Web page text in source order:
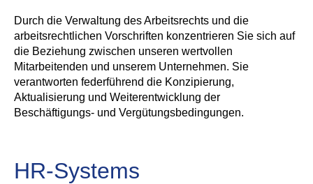
Durch die Verwaltung des Arbeitsrechts und die
arbeitsrechtlichen Vorschriften konzentrieren Sie sich auf
die Beziehung zwischen unseren wertvollen
Mitarbeitenden und unserem Unternehmen. Sie
verantworten federführend die Konzipierung,
Aktualisierung und Weiterentwicklung der
Beschäftigungs- und Vergütungsbedingungen.
HR-Systems